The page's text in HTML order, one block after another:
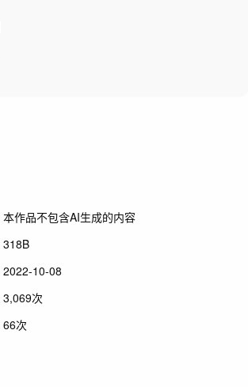
本作品不包含AI生成的内容
318B
2022-10-08
3,069次
66次